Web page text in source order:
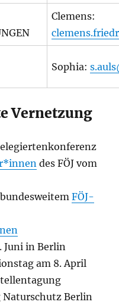
Clemens:
Sophia:
Vernetzung
des FÖJ vom
FÖJ-
Juni in Berlin
am 8. April
Naturschutz Berlin